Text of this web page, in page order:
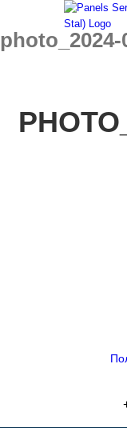
content
photo_2024-